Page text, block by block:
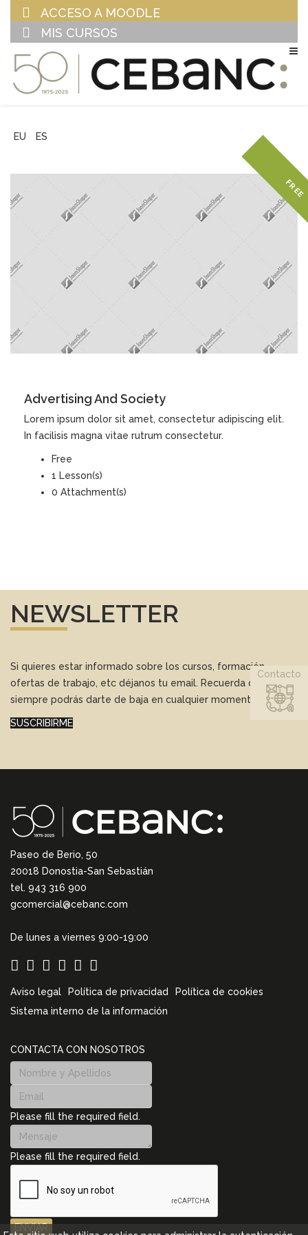
ACCESO A MOODLE
MIS CURSOS
EU ES
FREE
Advertising And Society
Lorem ipsum dolor sit amet, consectetur adipiscing elit.
In facilisis magna vitae rutrum consectetur.
Free
1 Lesson(s)
0 Attachment(s)
NEWSLETTER
Si quieres estar informado sobre los cursos, formación,
ofertas de trabajo, etc déjanos tu email. Recuerda que
siempre podrás darte de baja en cualquier momento.
SUSCRIBIRME
Paseo de Berio, 50
20018 Donostia-San Sebastián
tel. 943 316 900
gcomercial@cebanc.com
De lunes a viernes 9:00-19:00
Aviso legal Política de privacidad
Política de cookies
Sistema interno de la información
CONTACTA CON NOSOTROS
Please fill the required field.
Please fill the required field.
ENVIAR
Contacto